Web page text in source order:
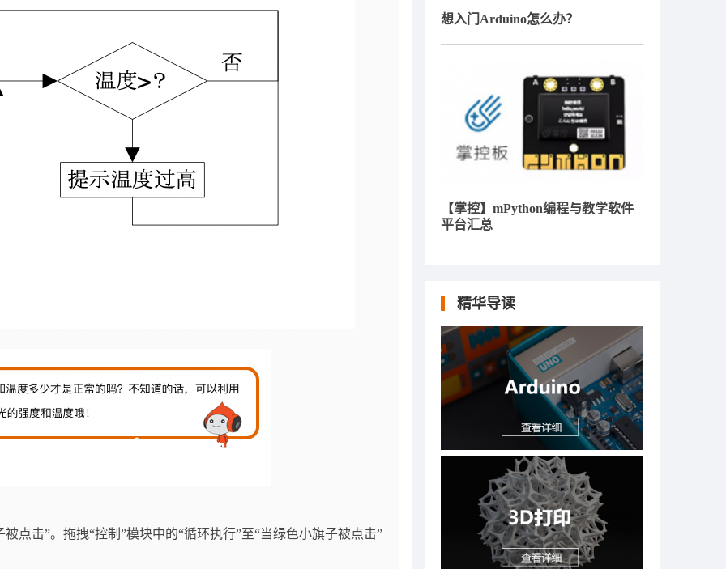
击”。拖拽“控制”模块中的“循环执行”至“当绿色小旗子被点击”
想入门Arduino怎么办？
【掌控】mPython编程与教学软件
平台汇总
精华导读